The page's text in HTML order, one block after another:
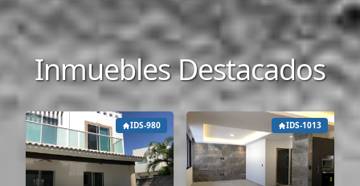
Inmuebles Destacados
IDS-980 IDS-1013